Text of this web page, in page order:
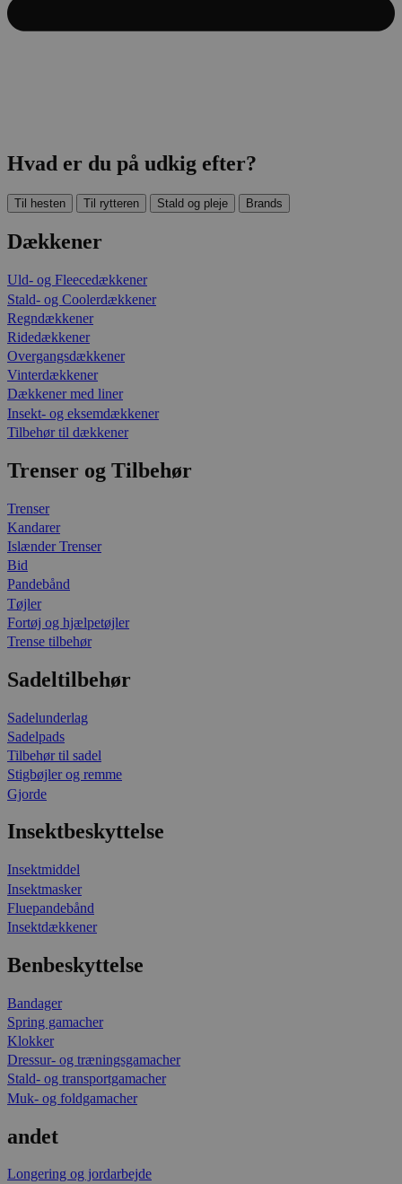
Hvad er du på udkig efter?
Til hesten Til rytteren Stald og pleje Brands
Dækkener
Uld- og Fleecedækkener
Stald- og Coolerdækkener
Regndækkener
Ridedækkener
Overgangsdækkener
Vinterdækkener
Dækkener med liner
Insekt- og eksemdækkener
Tilbehør til dækkener
Trenser og Tilbehør
Trenser
Kandarer
Islænder Trenser
Bid
Pandebånd
Tøjler
Fortøj og hjælpetøjler
Trense tilbehør
Sadeltilbehør
Sadelunderlag
Sadelpads
Tilbehør til sadel
Stigbøjler og remme
Gjorde
Insektbeskyttelse
Insektmiddel
Insektmasker
Fluepandebånd
Insektdækkener
Benbeskyttelse
Bandager
Spring gamacher
Klokker
Dressur- og træningsgamacher
Stald- og transportgamacher
Muk- og foldgamacher
andet
Longering og jordarbejde